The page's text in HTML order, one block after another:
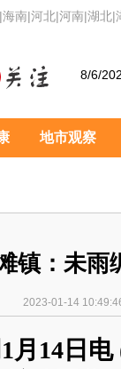
|海南|河北|河南|湖北|
8/6/
地市观察
镇：未雨
2023-01-14
月14日电